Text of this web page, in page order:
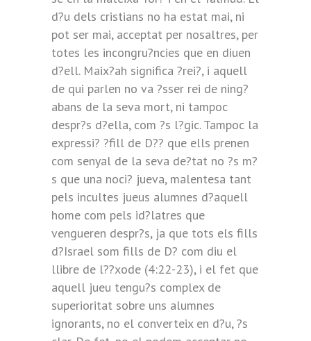
d?u dels cristians no ha estat mai, ni
pot ser mai, acceptat per nosaltres, per
totes les incongru?ncies que en diuen
d?ell. Maix?ah significa ?rei?, i aquell
de qui parlen no va ?sser rei de ning?
abans de la seva mort, ni tampoc
despr?s d?ella, com ?s l?gic. Tampoc la
expressi? ?fill de D?? que ells prenen
com senyal de la seva de?tat no ?s m?
s que una noci? jueva, malentesa tant
pels incultes jueus alumnes d?aquell
home com pels id?latres que
vengueren despr?s, ja que tots els fills
d?Israel som fills de D? com diu el
llibre de l??xode (4:22-23), i el fet que
aquell jueu tengu?s complex de
superioritat sobre uns alumnes
ignorants, no el converteix en d?u, ?s